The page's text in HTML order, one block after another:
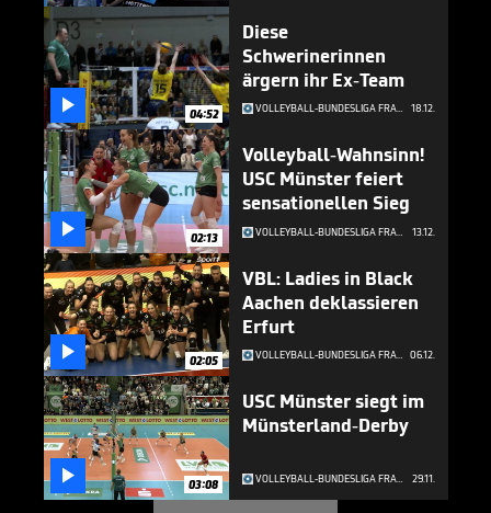
 04:52
Diese
Schwerinerinnen
ärgern ihr Ex-Team
VOLLEYBALL-BUNDESLIGA FRAUEN 18.12.
 02:13
Volleyball-Wahnsinn!
USC Münster feiert
sensationellen Sieg
VOLLEYBALL-BUNDESLIGA FRAUEN 13.12.
 02:05
VBL: Ladies in Black
Aachen deklassieren
Erfurt
VOLLEYBALL-BUNDESLIGA FRAUEN 06.12.
 03:08
USC Münster siegt im
Münsterland-Derby
VOLLEYBALL-BUNDESLIGA FRAUEN 29.11.